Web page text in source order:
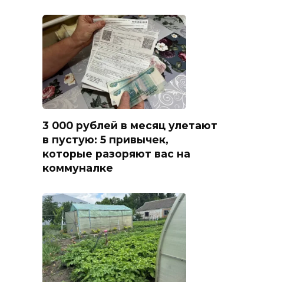
3 000 рублей в месяц улетают
в пустую: 5 привычек,
которые разоряют вас на
коммуналке